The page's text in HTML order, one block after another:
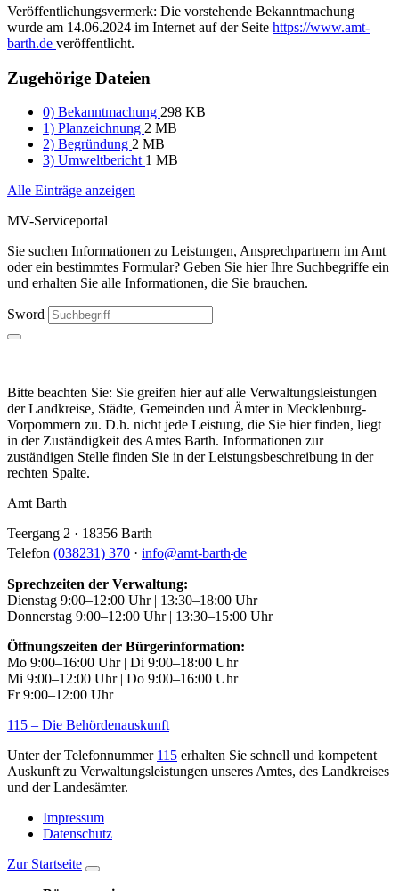
Veröffentlichungsvermerk: Die vorstehende Bekanntmachung
wurde am 14.06.2024 im Internet auf der Seite https://www.amt-
barth.de veröffentlicht.
Zugehörige Dateien
0) Bekanntmachung 298 KB
1) Planzeichnung 2 MB
2) Begründung 2 MB
3) Umweltbericht 1 MB
Alle Einträge anzeigen
MV-Serviceportal
Sie suchen Informationen zu Leistungen, Ansprechpartnern im Amt
oder ein bestimmtes Formular? Geben Sie hier Ihre Suchbegriffe ein
und erhalten Sie alle Informationen, die Sie brauchen.
Sword
Bitte beachten Sie: Sie greifen hier auf alle Verwaltungsleistungen
der Landkreise, Städte, Gemeinden und Ämter in Mecklenburg-
Vorpommern zu. D.h. nicht jede Leistung, die Sie hier finden, liegt
in der Zuständigkeit des Amtes Barth. Informationen zur
zuständigen Stelle finden Sie in der Leistungsbeschreibung in der
rechten Spalte.
Amt Barth
Teergang 2 · 18356 Barth
Telefon (038231) 370 · info@amt-barthde
Sprechzeiten der Verwaltung:
Dienstag 9:00–12:00 Uhr | 13:30–18:00 Uhr
Donnerstag 9:00–12:00 Uhr | 13:30–15:00 Uhr
Öffnungszeiten der Bürgerinformation:
Mo 9:00–16:00 Uhr | Di 9:00–18:00 Uhr
Mi 9:00–12:00 Uhr | Do 9:00–16:00 Uhr
Fr 9:00–12:00 Uhr
115 – Die Behördenauskunft
Unter der Telefonnummer 115 erhalten Sie schnell und kompetent
Auskunft zu Verwaltungsleistungen unseres Amtes, des Landkreises
und der Landesämter.
Impressum
Datenschutz
Zur Startseite